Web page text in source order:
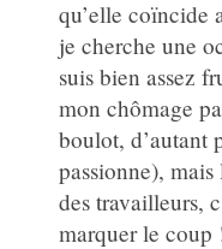
qu’elle coïncide
je cherche une
suis bien assez
mon chômage
boulot, d’autant
passionne),
des travailleurs,
marquer le coup